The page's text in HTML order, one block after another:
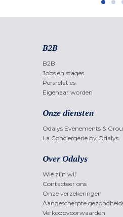
B2B
B2B
Jobs en stages
Persrelaties
Eigenaar worden
Onze diensten
Odalys Evènements &
La Conciergerie by Odalys
Over Odalys
Wie zijn wij
Contacteer ons
Onze verzekeringen
Aangescherpte
Verkoopvoorwaarden